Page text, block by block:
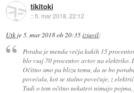
tikitoki
::5. mar 2018, 22:12
Utk je5. mar 2018 ob 20:35izjavil:
Poraba je menda večja kakih 15
blo vsaj 70 procentov avtov na elektriko.
Očitno smo pa blizu temu, da se bo
povečala, kot se stalno povečuje, z
Tudi o tem očitno nekateri nimajo